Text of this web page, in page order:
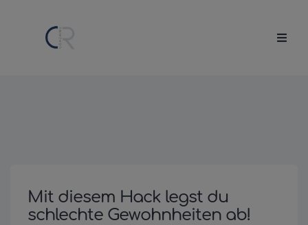
Mit diesem Hack legst du
schlechte Gewohnheiten ab!